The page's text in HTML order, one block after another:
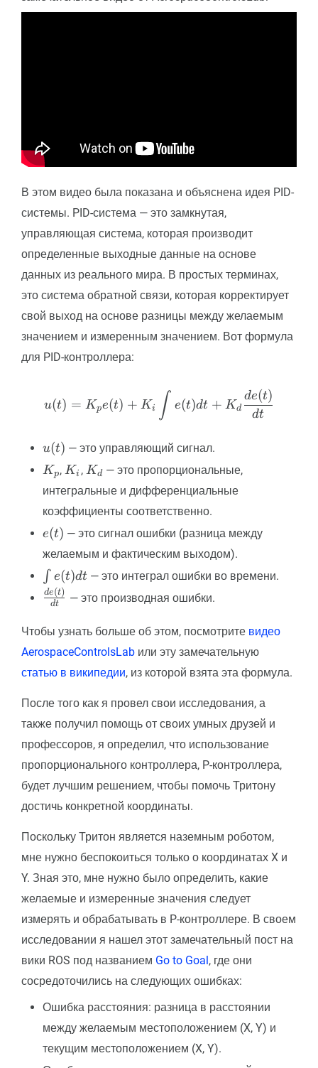
В этом видео была показана и объяснена идея PID-
системы. PID-система — это замкнутая,
управляющая система, которая производит
определенные выходные данные на основе
данных из реального мира. В простых терминах,
это система обратной связи, которая корректирует
свой выход на основе разницы между желаемым
значением и измеренным значением. Вот формула
для PID-контроллера:
u(t) = K_p e(t) + K_i
u(t) = Kpe(t) + Ki ∫ e(t)dt + Kd dt
de(t)
u(t)
u(t) — это управляющий сигнал.
K_p
Kp, K_i
Ki , K_d
Kd — это пропорциональные,
интегральные и дифференциальные
коэффициенты соответственно.
e(t)
e(t) — это сигнал ошибки (разница между
желаемым и фактическим выходом).
\int
e(t)
dt
∫ e(t)dt — это интеграл ошибки во времени.
\frac{de(t)}
{dt}
dt
de(t) — это производная ошибки.
Чтобы узнать больше об этом, посмотрите видео
AerospaceControlsLab или эту замечательную
статью в википедии, из которой взята эта формула.
После того как я провел свои исследования, а
также получил помощь от своих умных друзей и
профессоров, я определил, что использование
пропорционального контроллера, P-контроллера,
будет лучшим решением, чтобы помочь Тритону
достичь конкретной координаты.
Поскольку Тритон является наземным роботом,
мне нужно беспокоиться только о координатах X и
Y. Зная это, мне нужно было определить, какие
желаемые и измеренные значения следует
измерять и обрабатывать в P-контроллере. В своем
исследовании я нашел этот замечательный пост на
вики ROS под названием Go to Goal, где они
сосредоточились на следующих ошибках:
Ошибка расстояния: разница в расстоянии
между желаемым местоположением (X, Y) и
текущим местоположением (X, Y).